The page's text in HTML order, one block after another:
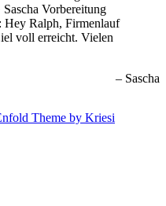
Vorbereitung
Hey Ralph, Firmenlauf
voll erreicht. Vielen
Sascha
Theme by Kriesi